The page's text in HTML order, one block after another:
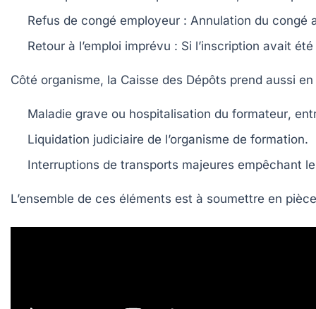
Refus de congé employeur : Annulation du congé
Retour à l’emploi imprévu : Si l’inscription avait
Côté organisme, la Caisse des Dépôts prend aussi
Maladie grave ou hospitalisation du formateur,
Liquidation judiciaire de l’organisme de formation.
Interruptions de transports majeures empêchant
L’ensemble de ces éléments est à soumettre en